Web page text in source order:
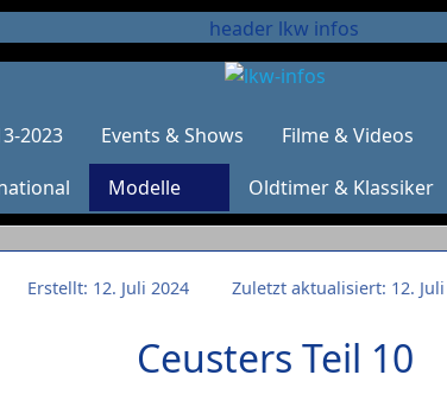
2023 Events & Shows Filme & Videos
Modelle Oldtimer & Klassiker
Erstellt: 12. Juli 2024 Zuletzt aktualisiert: 12.
Ceusters Teil 10